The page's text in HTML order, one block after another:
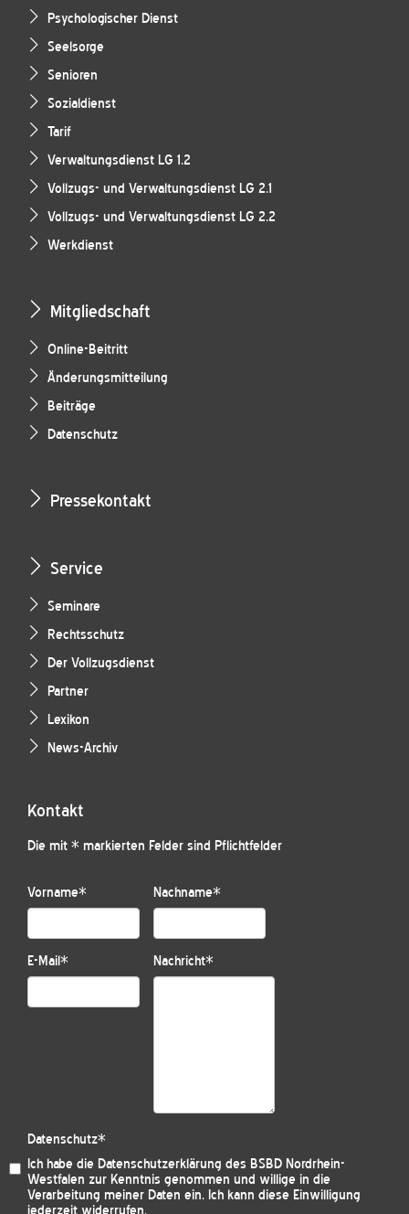
Psychologischer Dienst
Seelsorge
Senioren
Sozialdienst
Tarif
Verwaltungsdienst LG 1.2
Vollzugs- und Verwaltungsdienst LG 2.1
Vollzugs- und Verwaltungsdienst LG 2.2
Werkdienst
Mitgliedschaft
Online-Beitritt
Änderungsmitteilung
Beiträge
Datenschutz
Pressekontakt
Service
Seminare
Rechtsschutz
Der Vollzugsdienst
Partner
Lexikon
News-Archiv
Kontakt
Die mit * markierten Felder sind Pflichtfelder
Vorname* Nachname*
E-Mail* Nachricht*
Datenschutz*
Ich habe die Datenschutzerklärung des BSBD Nordrhein-
Westfalen zur Kenntnis genommen und willige in die
Verarbeitung meiner Daten ein. Ich kann diese Einwilligung
jederzeit widerrufen.